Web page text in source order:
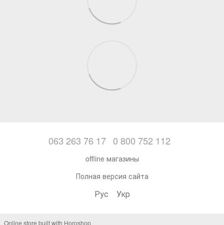
063 263 76 17 0 800 752 112
offline магазины
Полная версия сайта
Рус Укр
Online store built with Horoshop